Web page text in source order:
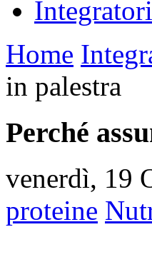
Home
in palestra
Perché
venerdì, 19
proteine